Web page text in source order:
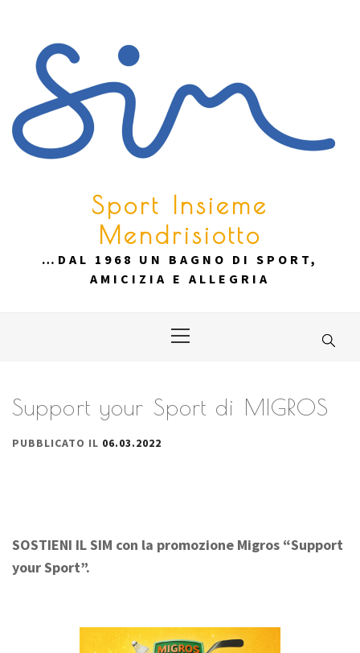
content
Sport Insieme
Mendrisiotto
…DAL 1968 UN BAGNO DI SPORT,
AMICIZIA E ALLEGRIA
Menu
Support your Sport di MIGROS
PUBBLICATO IL 06.03.2022
SOSTIENI IL SIM con la promozione Migros “Support
your Sport”.